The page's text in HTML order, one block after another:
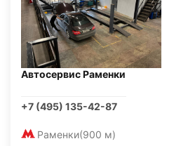
Автосервис Раменки
+7 (495) 135-42-87
Раменки(900 м)